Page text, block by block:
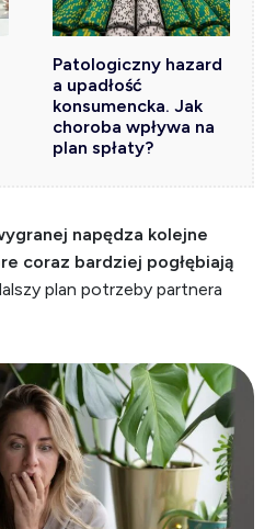
Patologiczny hazard
a upadłość
konsumencka. Jak
choroba wpływa na
plan spłaty?
napędza kolejne
coraz bardziej pogłębiają
plan potrzeby partnera